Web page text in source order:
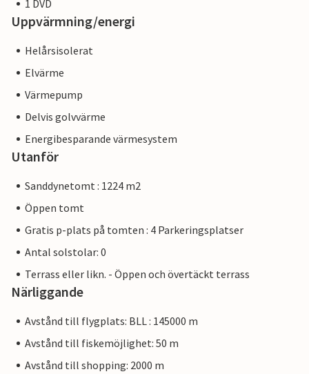
1 DVD
Uppvärmning/energi
Helårsisolerat
Elvärme
Värmepump
Delvis golvvärme
Energibesparande värmesystem
Utanför
Sanddynetomt : 1224 m2
Öppen tomt
Gratis p-plats på tomten : 4 Parkeringsplatser
Antal solstolar: 0
Terrass eller likn. - Öppen och övertäckt terrass
Närliggande
Avstånd till flygplats: BLL : 145000 m
Avstånd till fiskemöjlighet: 50 m
Avstånd till shopping: 2000 m